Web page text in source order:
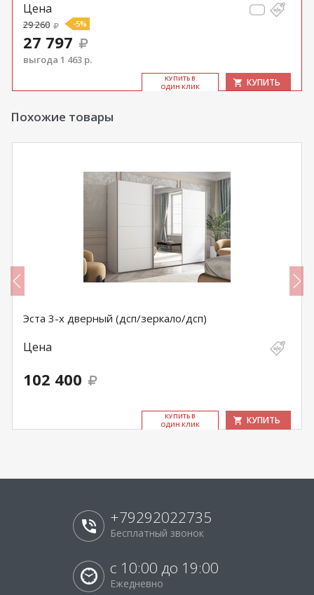
Цена
29 260 -5%
27 797
выгода 1 463 р.
КУ­ПИТЬ В
ОДИН КЛИК
КУПИТЬ
Похожие товары
Эста 3-х дверный (дсп/зеркало/дсп)
Цена
102 400
КУ­ПИТЬ В
ОДИН КЛИК
КУПИТЬ
+79292022735
Бесплатный звонок
с 10:00 до 19:00
Ежедневно